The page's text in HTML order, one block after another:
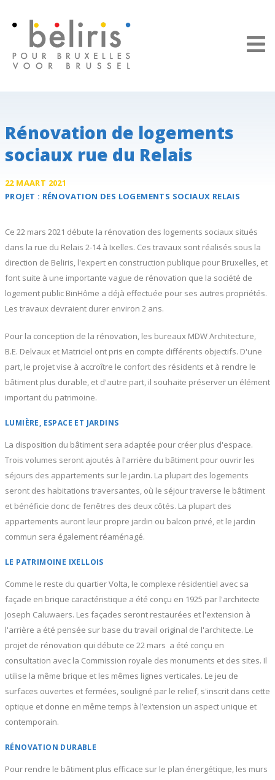
Rénovation de logements
sociaux rue du Relais
22 MAART 2021
PROJET : RÉNOVATION DES LOGEMENTS SOCIAUX RELAIS
Ce 22 mars 2021 débute la rénovation des logements sociaux situés
dans la rue du Relais 2-14 à Ixelles. Ces travaux sont réalisés sous la
direction de Beliris, l'expert en construction publique pour Bruxelles, et
font suite à une importante vague de rénovation que la société de
logement public BinHôme a déjà effectuée pour ses autres propriétés.
Les travaux devraient durer environ 2 ans.
Pour la conception de la rénovation, les bureaux MDW Architecture,
B.E. Delvaux et Matriciel ont pris en compte différents objectifs. D'une
part, le projet vise à accroître le confort des résidents et à rendre le
bâtiment plus durable, et d'autre part, il souhaite préserver un élément
important du patrimoine.
LUMIÈRE, ESPACE ET JARDINS
La disposition du bâtiment sera adaptée pour créer plus d'espace.
Trois volumes seront ajoutés à l'arrière du bâtiment pour ouvrir les
séjours des appartements sur le jardin. La plupart des logements
seront des habitations traversantes, où le séjour traverse le bâtiment
et bénéficie donc de fenêtres des deux côtés. La plupart des
appartements auront leur propre jardin ou balcon privé, et le jardin
commun sera également réaménagé.
LE PATRIMOINE IXELLOIS
Comme le reste du quartier Volta, le complexe résidentiel avec sa
façade en brique caractéristique a été conçu en 1925 par l'architecte
Joseph Caluwaers. Les façades seront restaurées et l'extension à
l'arrière a été pensée sur base du travail original de l'architecte. Le
projet de rénovation qui débute ce 22 mars a été conçu en
consultation avec la Commission royale des monuments et des sites. Il
utilise la même brique et les mêmes lignes verticales. Le jeu de
surfaces ouvertes et fermées, souligné par le relief, s'inscrit dans cette
optique et donne en même temps à l’extension un aspect unique et
contemporain.
RÉNOVATION DURABLE
Pour rendre le bâtiment plus efficace sur le plan énergétique, les murs